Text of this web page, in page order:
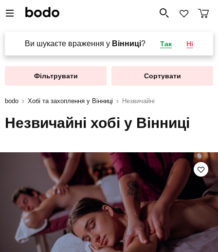
Ви шукаєте враження у Вінниці? Так Ні
Фільтрувати Сортувати
bodo Хобі та захоплення у Вінниці Незвичайні
Незвичайні хобі у Вінниці